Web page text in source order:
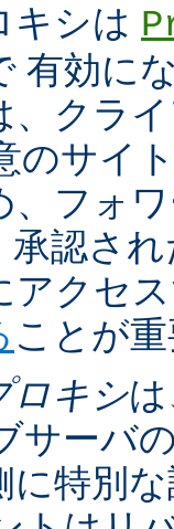
キシは
有効に
、クラ
のサイ
、フォ
承認さ
アクセ
ことが
ロキシ
サーバ
に特別